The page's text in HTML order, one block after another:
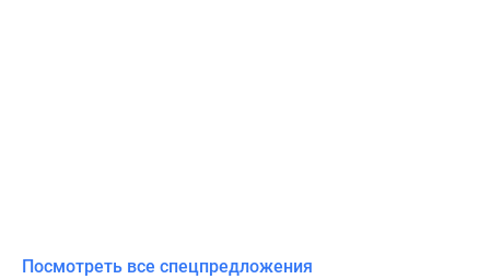
Посмотреть все спецпредложения